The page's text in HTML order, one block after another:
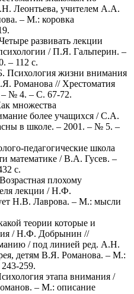
Леонтьева, учителем А.А.
– М.: коровка
развивать лекции
/ П.Я. Гальперин. –
– 112 с.
Психология жизни внимания
Романова // Хрестоматия
– № 4. – С. 67-72.
множества
более учащихся / С.А.
в школе. – 2001. – № 5. –
педагогические школа
математике / В.А. Гусев. –
с.
плохому
лекции / Н.Ф.
Н.В. Лаврова. – М.: мысли
теории которые и
/ Н.Ф. Добрынин //
/ под линией ред. А.Н.
детям В.Я. Романова. – М.:
259.
этапа внимания /
– М.: описание